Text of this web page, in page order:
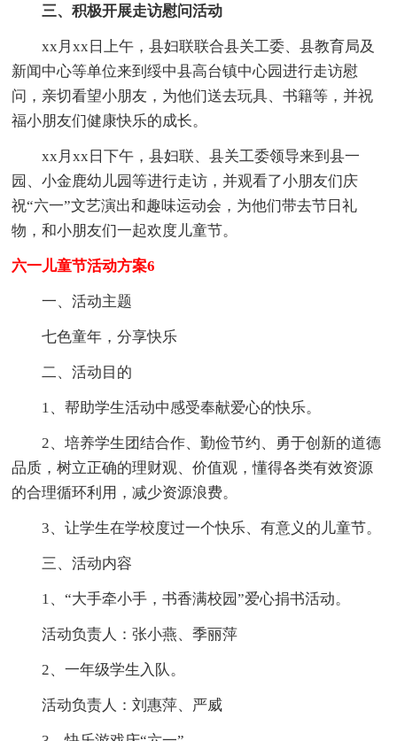
三、积极开展走访慰问活动
xx月xx日上午，县妇联联合县关工委、县教育局及
新闻中心等单位来到绥中县高台镇中心园进行走访慰
问，亲切看望小朋友，为他们送去玩具、书籍等，并祝
福小朋友们健康快乐的成长。
xx月xx日下午，县妇联、县关工委领导来到县一
园、小金鹿幼儿园等进行走访，并观看了小朋友们庆
祝“六一”文艺演出和趣味运动会，为他们带去节日礼
物，和小朋友们一起欢度儿童节。
六一儿童节活动方案6
一、活动主题
七色童年，分享快乐
二、活动目的
1、帮助学生活动中感受奉献爱心的快乐。
2、培养学生团结合作、勤俭节约、勇于创新的道德
品质，树立正确的理财观、价值观，懂得各类有效资源
的合理循环利用，减少资源浪费。
3、让学生在学校度过一个快乐、有意义的儿童节。
三、活动内容
1、“大手牵小手，书香满校园”爱心捐书活动。
活动负责人：张小燕、季丽萍
2、一年级学生入队。
活动负责人：刘惠萍、严威